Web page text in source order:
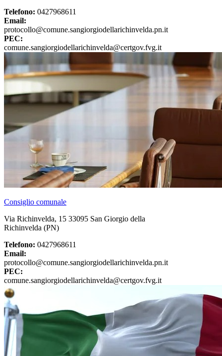
Telefono: 0427968611
Email:
protocollo@comune.sangiorgiodellarichinvelda.pn.it
PEC:
comune.sangiorgiodellarichinvelda@certgov.fvg.it
Consiglio comunale
Via Richinvelda, 15 33095 San Giorgio della
Richinvelda (PN)
Telefono: 0427968611
Email:
protocollo@comune.sangiorgiodellarichinvelda.pn.it
PEC:
comune.sangiorgiodellarichinvelda@certgov.fvg.it